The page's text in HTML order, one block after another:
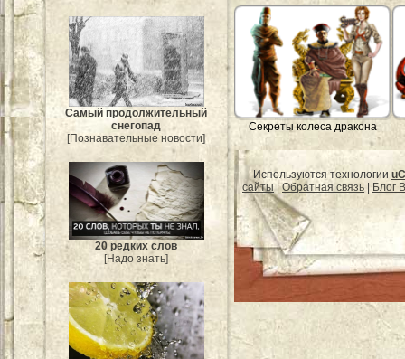
Самый продолжительный
снегопад
[Познавательные новости]
20 редких слов
[Надо знать]
Секреты колеса дракона
Используются технологии
сайты|Обратная связь Блог